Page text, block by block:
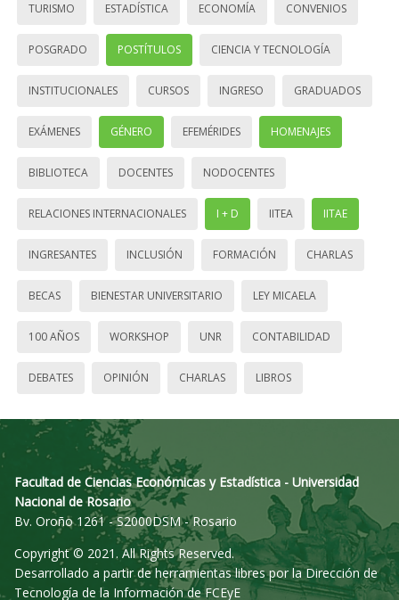
TURISMO ESTADÍSTICA ECONOMÍA CONVENIOS
POSGRADO POSTÍTULOS CIENCIA Y TECNOLOGÍA
INSTITUCIONALES CURSOS INGRESO GRADUADOS
EXÁMENES GÉNERO EFEMÉRIDES HOMENAJES
BIBLIOTECA DOCENTES NODOCENTES
RELACIONES INTERNACIONALES I + D IITEA IITAE
INGRESANTES INCLUSIÓN FORMACIÓN CHARLAS
BECAS BIENESTAR UNIVERSITARIO LEY MICAELA
100 AÑOS WORKSHOP UNR CONTABILIDAD
DEBATES OPINIÓN CHARLAS LIBROS
Facultad de Ciencias Económicas y Estadística - Universidad
Nacional de Rosario
Bv. Oroño 1261 - S2000DSM - Rosario
Copyright © 2021. All Rights Reserved.
Desarrollado a partir de herramientas libres por la Dirección de
Tecnología de la Información de FCEyE